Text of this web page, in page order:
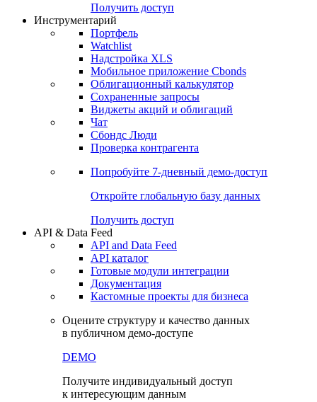
Получить доступ
Инструментарий
Портфель
Watchlist
Надстройка XLS
Мобильное приложение Cbonds
Облигационный калькулятор
Сохраненные запросы
Виджеты акций и облигаций
Чат
Сбондс Люди
Проверка контрагента
Попробуйте 7-дневный демо-доступ
Откройте глобальную базу данных
Получить доступ
API & Data Feed
API and Data Feed
API каталог
Готовые модули интеграции
Документация
Кастомные проекты для бизнеса
Оцените структуру и качество данных
в публичном демо-доступе
DEMO
Получите индивидуальный доступ
к интересующим данным